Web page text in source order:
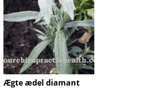
Ægte ædel diamant